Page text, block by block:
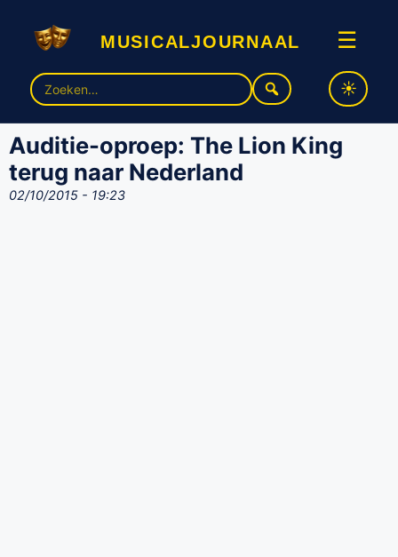
musicaljournaal ☰
Zoek
naar:
Auditie-oproep: The Lion King
terug naar Nederland
02/10/2015 - 19:23